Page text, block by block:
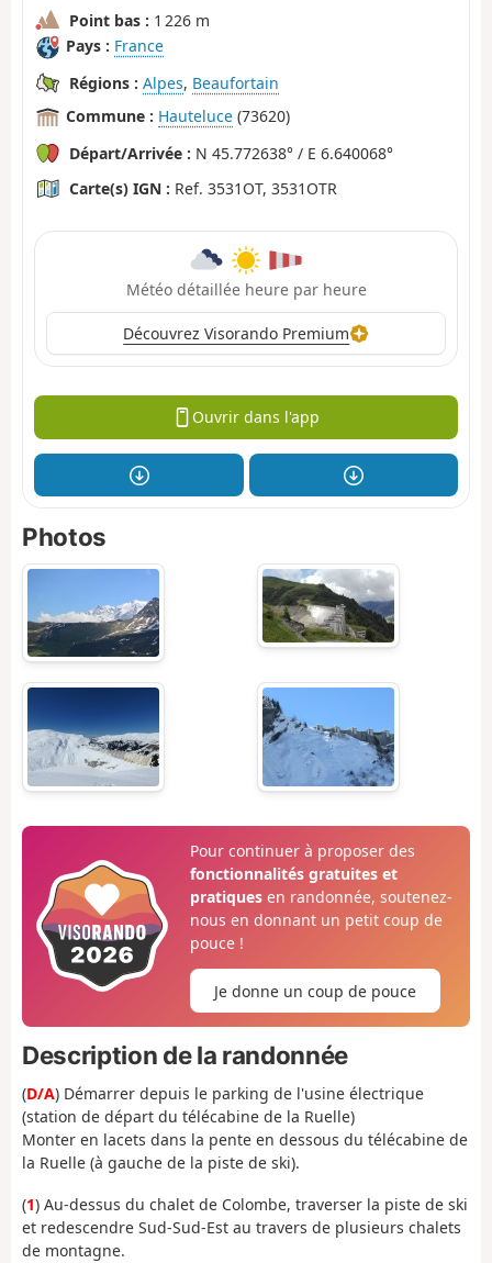
Point bas : 1 226 m
Pays : France
Régions : Alpes, Beaufortain
Commune : Hauteluce (73620)
Départ/Arrivée : N 45.772638° / E 6.640068°
Carte(s) IGN : Ref. 3531OT, 3531OTR
Météo détaillée heure par heure
Découvrez Visorando Premium
Ouvrir dans l'app
Photos
Pour continuer à proposer des
fonctionnalités gratuites et
pratiquesen randonnée, soutenez-
nous en donnant un petit coup de
pouce !
Je donne un coup de pouce
Description de la randonnée
(D/A) Démarrer depuis le parking de l'usine électrique
(station de départ du télécabine de la Ruelle)
Monter en lacets dans la pente en dessous du télécabine de
la Ruelle (à gauche de la piste de ski).
(1) Au-dessus du chalet de Colombe, traverser la piste de ski
et redescendre Sud-Sud-Est au travers de plusieurs chalets
de montagne.